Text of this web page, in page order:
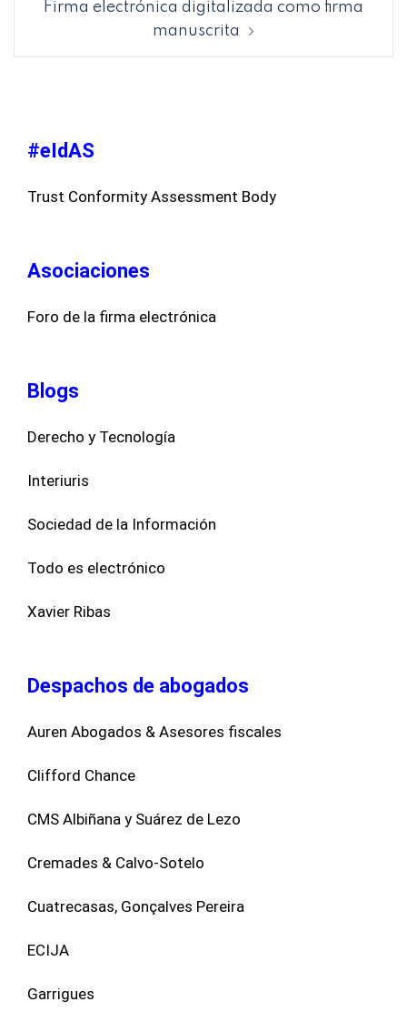
Firma electrónica digitalizada como firma
manuscrita
#eIdAS
Trust Conformity Assessment Body
Asociaciones
Foro de la firma electrónica
Blogs
Derecho y Tecnología
Interiuris
Sociedad de la Información
Todo es electrónico
Xavier Ribas
Despachos de abogados
Auren Abogados & Asesores fiscales
Clifford Chance
CMS Albiñana y Suárez de Lezo
Cremades & Calvo-Sotelo
Cuatrecasas, Gonçalves Pereira
ECIJA
Garrigues